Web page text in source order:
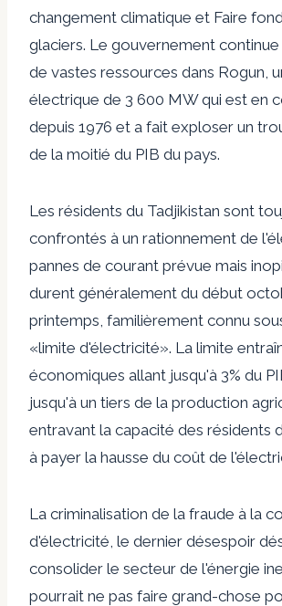
changement climatique et Faire
glaciers. Le gouvernement
de vastes ressources dans Rogun,
électrique de 3 600 MW qui est en
depuis 1976 et a fait exploser un
de la moitié du PIB du pays.
Les résidents du Tadjikistan sont
confrontés à un rationnement de
pannes de courant prévue mais
durent généralement du début
printemps, familièrement connu
«limite d'électricité». La limite
économiques allant jusqu'à 3% du
jusqu'à un tiers de la production
entravant la capacité des résidents
à payer la hausse du coût de
La criminalisation de la fraude à la
d'électricité, le dernier désespoir
consolider le secteur de l'énergie
pourrait ne pas faire grand-chose